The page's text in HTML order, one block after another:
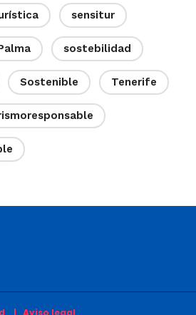
sensitur
sostebilidad
Sostenible Tenerife
| Aviso legal